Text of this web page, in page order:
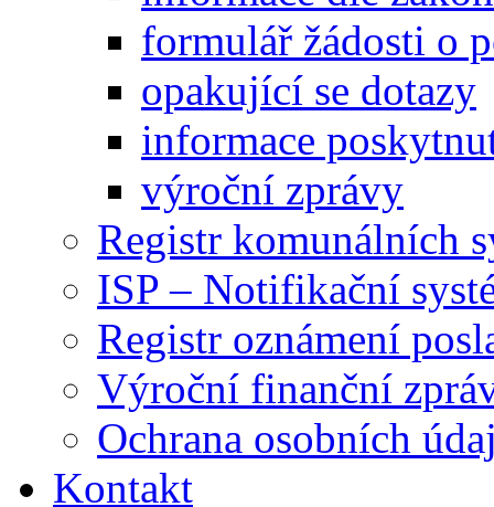
formulář žádosti o
opakující se dotazy
informace
výroční zprávy
Registr komunálních
ISP – Notifikační
Registr oznámení
Výroční finanční
Ochrana osobních
Kontakt